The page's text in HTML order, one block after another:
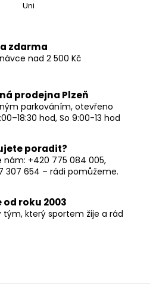
Uni
zdarma
nad 2 500 Kč
prodejna Plzeň
parkováním, otevřeno
hod, So 9:00-13 hod
poradit?
nám: +420 775 084 005,
307 654 – rádi pomůžeme.
od roku 2003
tým, který sportem žije a rád